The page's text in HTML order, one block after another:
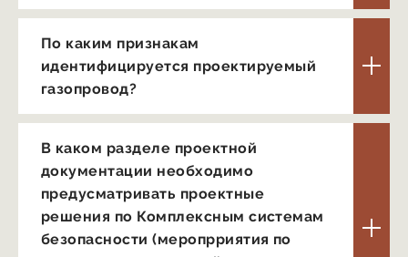
По каким признакам
идентифицируется проектируемый
газопровод?
В каком разделе проектной
документации необходимо
предусматривать проектные
решения по Комплексным системам
безопасности (меропрриятия по